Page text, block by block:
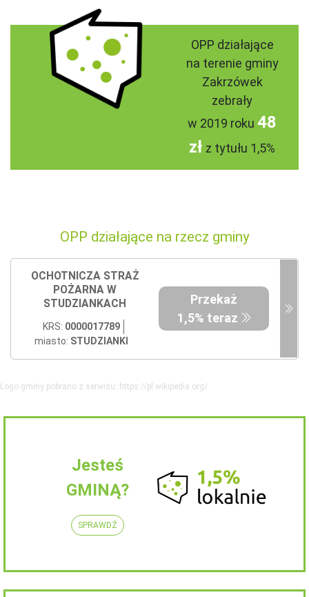
OPP działające
na terenie gminy
Zakrzówek
zebrały
w 2019 roku 48
zł z tytułu 1,5%
OPP działające na rzecz gminy
OCHOTNICZA STRAŻ
POŻARNA W
STUDZIANKACH
KRS: 0000017789
miasto: STUDZIANKI
Przekaż
1,5% teraz
Logo gminy pobrano z serwisu: https://pl.wikipedia.org/
Jesteś
GMINĄ?
SPRAWDŹ